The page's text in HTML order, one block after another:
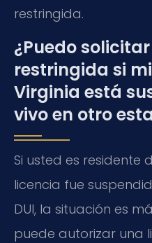
restringida.
¿Puedo
restringida si
Virginia está
vivo en otro
Si usted es residente
licencia fue
DUI, la situación es
puede autorizar una